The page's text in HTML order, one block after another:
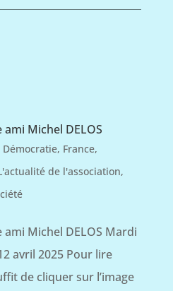
Michel DELOS
Démocratie, France,
de l'association,
Michel DELOS Mardi
avril 2025 Pour lire
de cliquer sur l’image